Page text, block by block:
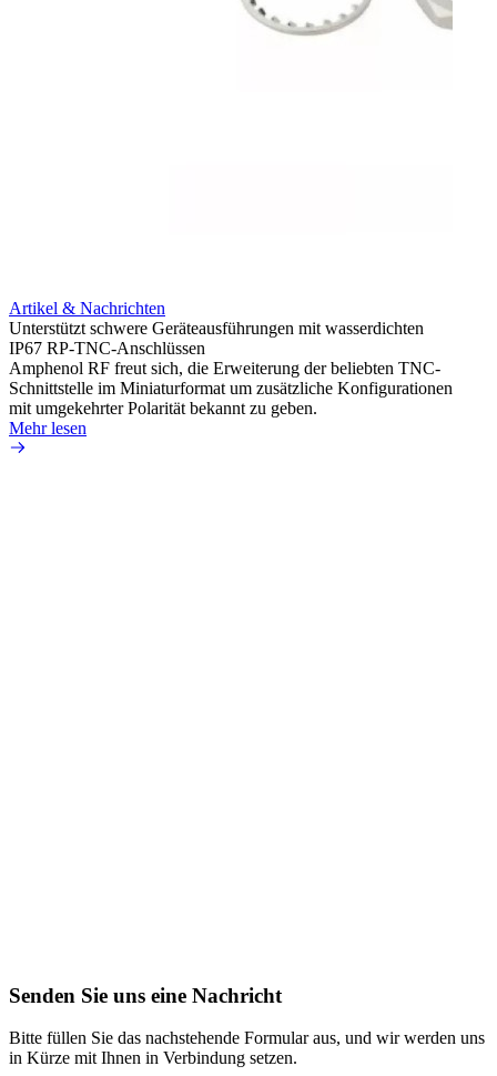
Artikel & Nachrichten
Unterstützt schwere Geräteausführungen mit wasserdichten
IP67 RP-TNC-Anschlüssen
Amphenol RF freut sich, die Erweiterung der beliebten TNC-
Schnittstelle im Miniaturformat um zusätzliche Konfigurationen
mit umgekehrter Polarität bekannt zu geben.
Mehr lesen
Senden Sie uns eine Nachricht
Bitte füllen Sie das nachstehende Formular aus, und wir werden uns
in Kürze mit Ihnen in Verbindung setzen.